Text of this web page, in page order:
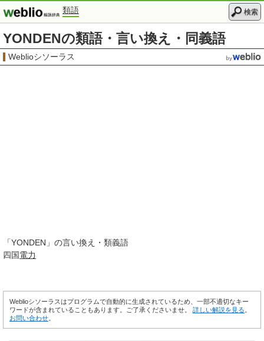
類語 検索
YONDENの類語・言い換え・同義語
Weblioシソーラス
「YONDEN 」の言い換え・類義語
四国電力
Weblioシソーラスはプログラムで自動的に生成されているため、一部不適切なキー
ワードが含まれていることもあります。ご了承くださいませ。 詳しい解説を見る
お問い合わせ